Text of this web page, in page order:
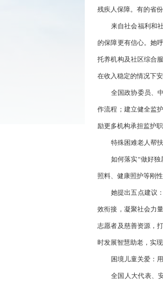
残疾人保障。有的省
来自社会福利和
的保障更有信心。她
托养机构及社区综合
在收入稳定的情况下安
全国政协委员、
作流程；建立健全监
励更多机构承担监护职
特殊困难老人帮
如何落实“做好
照料、健康照护等刚
她提出五点建议
效衔接，凝聚社会力
志愿者及慈善资源，
时发展智慧助老，实
困境儿童关爱：
全国人大代表、